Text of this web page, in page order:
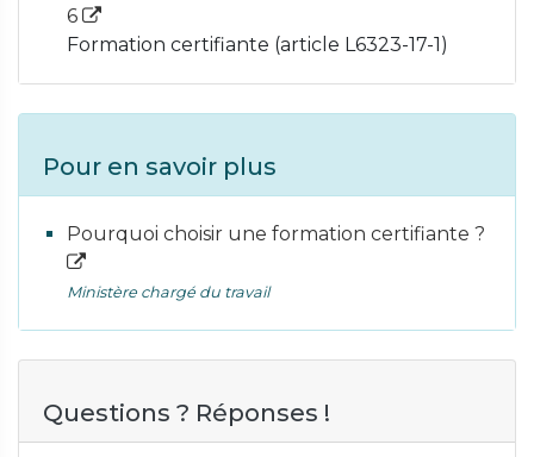
6
Formation certifiante (article L6323-17-1)
Pour en savoir plus
Pourquoi choisir une formation certifiante ?
Ministère chargé du travail
Questions ? Réponses !